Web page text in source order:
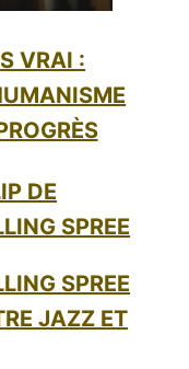
VRAI :
SPREE
JAZZ ET